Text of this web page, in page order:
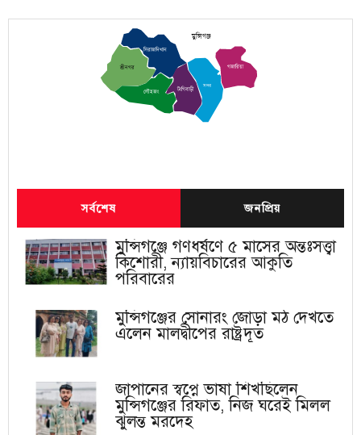
শ্রীনগর
সিরাজদিখান
টংগিবাড়ী
সদর
গজারিয়া
লৌহজং
মুন্সিগঞ্জ
সর্বশেষ জনপ্রিয়
মুন্সিগঞ্জে গণধর্ষণে ৫ মাসের অন্তঃসত্ত্বা
কিশোরী, ন্যায়বিচারের আকুতি
পরিবারের
মুন্সিগঞ্জের সোনারং জোড়া মঠ দেখতে
এলেন মালদ্বীপের রাষ্ট্রদূত
জাপানের স্বপ্নে ভাষা শিখছিলেন
মুন্সিগঞ্জের রিফাত, নিজ ঘরেই মিলল
ঝুলন্ত মরদেহ